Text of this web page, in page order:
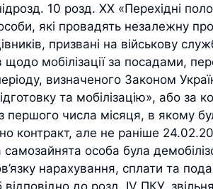
10 розд. ХХ «Перехідні
які провадять незалежну
призвані на військову
щодо мобілізації за посадами,
визначеного Законом
та мобілізацію», або за
числа місяця, в якому
контракт, але не раніше
особа була
нарахування, сплати та
відповідно до розд. IV ПКУ,